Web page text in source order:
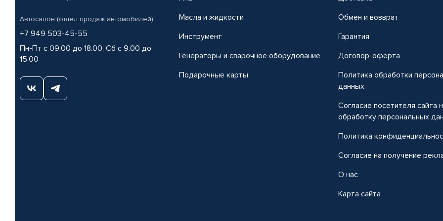
Автосалон (отдел продаж автомобилей)
+7 949 503-45-55
Пн-Пт с 09.00 до 18.00, Сб с 9.00 до
15.00
Масла и жидкости
Инструмент
Генераторы и сварочное оборудование
Подарочные карты
Обмен и возврат
Гарантия
Договор-оферта
Политика обработки
данных
Согласие посетителя сайта
обработку персональных
Политика
Согласие на получение
О нас
Карта сайта